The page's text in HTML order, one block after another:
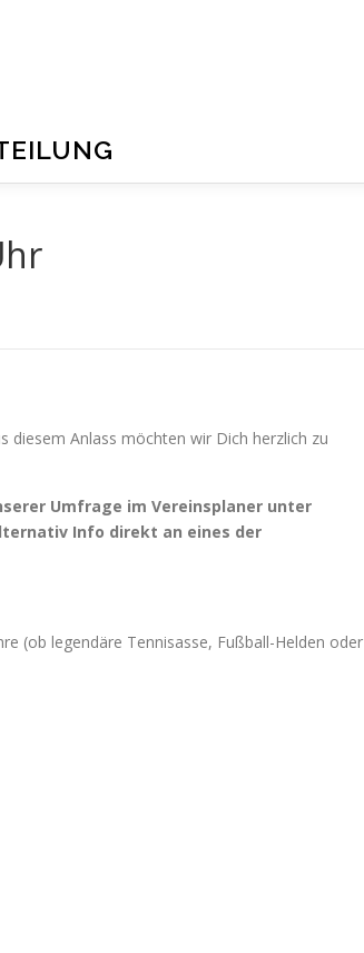
diesem Anlass möchten wir Dich herzlich zu
Umfrage im Vereinsplaner unter
Info direkt an eines der
(ob legendäre Tennisasse, Fußball-Helden oder